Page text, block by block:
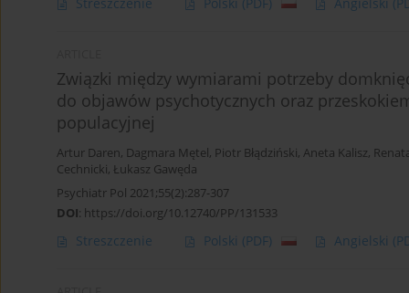
Streszczenie Polski (PDF) Angielski
Związki między wymiarami potrzeby
do objawów psychotycznych oraz
populacyjnej
Artur Daren, Dagmara Mętel, Piotr Błądziński, Aneta Kalisz,
Cechnicki, Łukasz Gawęda
Psychiatr Pol 2021;55(2):287-307
DOI: https://doi.org/10.12740/PP/131533
Streszczenie Polski (PDF) Angielski